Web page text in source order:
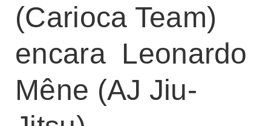
(Carioca Team)
encara Leonardo
Mêne (AJ Jiu-